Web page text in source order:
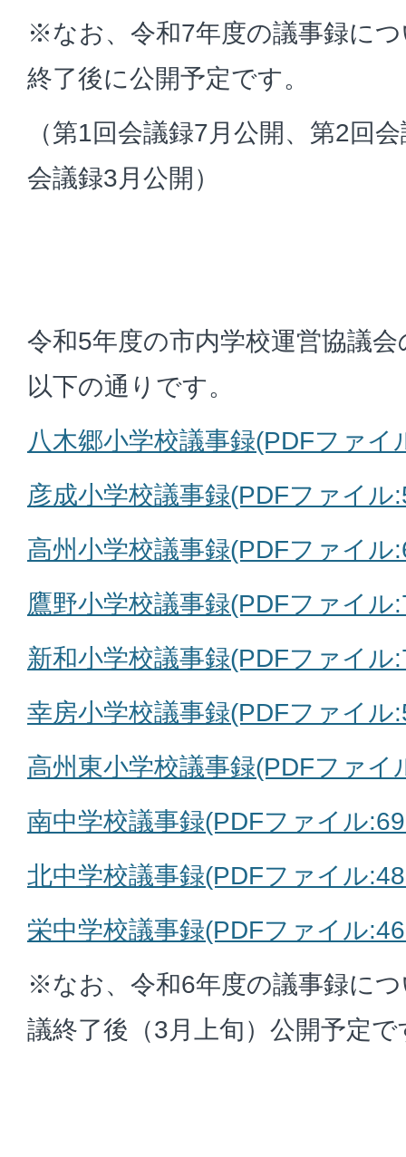
※なお、令和7年度の議事録に
終了後に公開予定です。
（第1回会議録7月公開、第2回
会議録3月公開）
令和5年度の市内学校運営協議
以下の通りです。
八木郷小学校議事録(PDFファイ
彦成小学校議事録(PDFファイル
高州小学校議事録(PDFファイル
鷹野小学校議事録(PDFファイル
新和小学校議事録(PDFファイル
幸房小学校議事録(PDFファイル
高州東小学校議事録(PDFファイ
南中学校議事録(PDFファイル
北中学校議事録(PDFファイル
栄中学校議事録(PDFファイル
※なお、令和6年度の議事録に
議終了後（3月上旬）公開予定で